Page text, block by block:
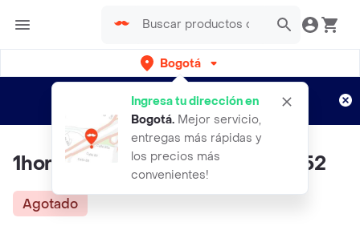
Bogotá
Ingresa tu dirección en
Bogotá. Mejor servicio,
entregas más rápidas y
los precios más
convenientes!
envíos gratis por semanas
Aplican TyC
1hora Cable Tipo C 1m 3a Cab252
Agotado